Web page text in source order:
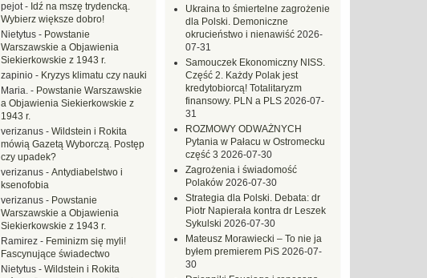
Ukraina to śmiertelne zagrożenie
dla Polski. Demoniczne
okrucieństwo i nienawiść 2026-
07-31
Samouczek Ekonomiczny NISS.
Część 2. Każdy Polak jest
kredytobiorcą! Totalitaryzm
finansowy. PLN a PLS 2026-07-
31
ROZMOWY ODWAŻNYCH
Pytania w Pałacu w Ostromecku
część 3 2026-07-30
Zagrożenia i świadomość
Polaków 2026-07-30
Strategia dla Polski. Debata: dr
Piotr Napierała kontra dr Leszek
Sykulski 2026-07-30
Mateusz Morawiecki – To nie ja
byłem premierem PiS 2026-07-
30
pejot- Idź na mszę trydencką.
Wybierz większe dobro!
Nietytus - Powstanie
Warszawskie a Objawienia
Siekierkowskie z 1943 r.
zapinio - Kryzys klimatu czy nauki
Maria. - Powstanie Warszawskie
a Objawienia Siekierkowskie z
1943 r.
verizanus - Wildstein i Rokita
mówią Gazetą Wyborczą. Postęp
czy upadek?
verizanus - Antydiabelstwo i
ksenofobia
verizanus - Powstanie
Warszawskie a Objawienia
Siekierkowskie z 1943 r.
Ramirez - Feminizm się myli!
Fascynujące świadectwo
Nietytus - Wildstein i Rokita